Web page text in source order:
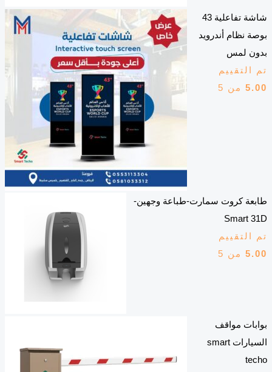
شاشة تفاعلية 43
بوصة نظام أندرويد
بدون لمس
تم التقييم
5.00من 5
طابعة كروت سمارت-طباعة وجهين-
Smart 31D
تم التقييم
5.00من 5
بوابات مواقف
السيارات smart
techo